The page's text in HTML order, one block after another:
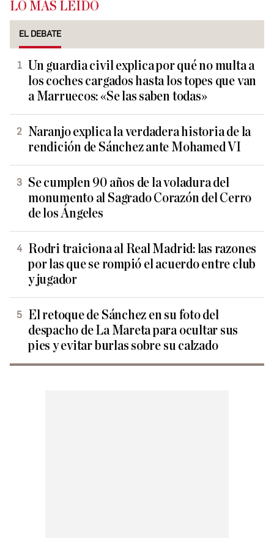
LO MÁS LEÍDO
EL DEBATE
Un guardia civil explica por qué no multa a
los coches cargados hasta los topes que van
a Marruecos: «Se las saben todas»
Naranjo explica la verdadera historia de la
rendición de Sánchez ante Mohamed VI
Se cumplen 90 años de la voladura del
monumento al Sagrado Corazón del Cerro
de los Ángeles
Rodri traiciona al Real Madrid: las razones
por las que se rompió el acuerdo entre club
y jugador
El retoque de Sánchez en su foto del
despacho de La Mareta para ocultar sus
pies y evitar burlas sobre su calzado